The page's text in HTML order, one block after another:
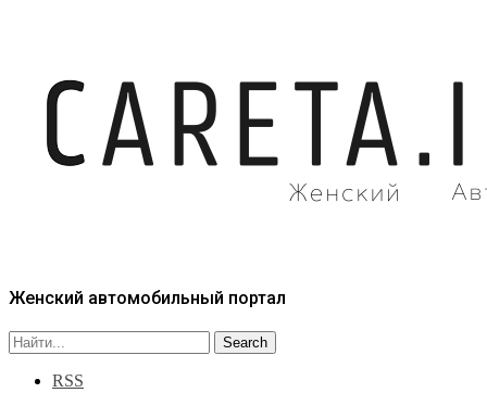
Женский автомобильный портал
RSS